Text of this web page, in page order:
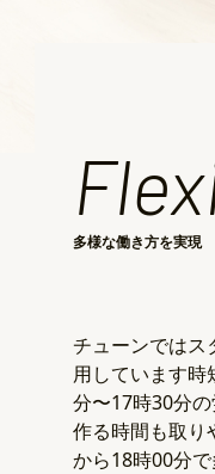
多様な働き方を実現
チューンではス
用しています
分〜17時30分
作る時間も取り
から18時00分